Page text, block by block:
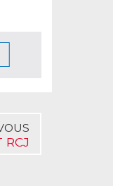
RCJ